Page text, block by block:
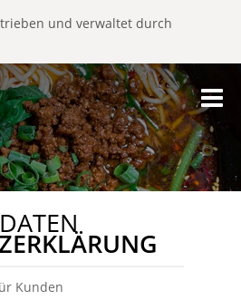
und verwaltet durch
DATEN
Kunden